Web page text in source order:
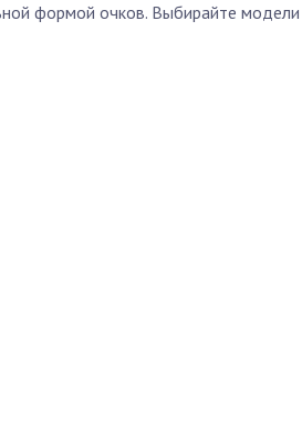
формой очков. Выбирайте